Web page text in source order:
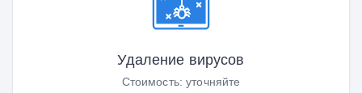
Удаление вирусов
Стоимость:уточняйте